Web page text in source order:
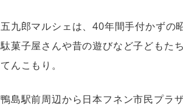
五九郎マルシェは、40年間手付かずの
駄菓子屋さんや昔の遊びなど子どもた
てんこもり。
鴨島駅前周辺から日本フネン市民プラ